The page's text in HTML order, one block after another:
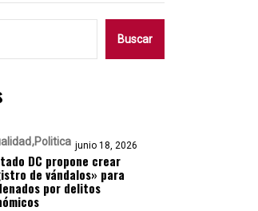
Buscar
Politica junio 18, 2026
DC propone crear
de vándalos» para
por delitos